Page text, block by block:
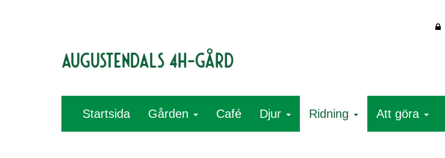
Augustendals 4H-gård
Startsida Gården Café Djur Ridning Att göra